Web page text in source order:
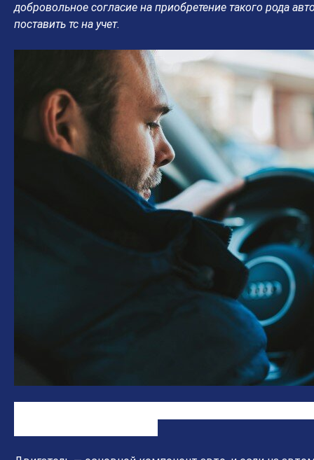
добровольное согласие на приобретение такого рода
поставить тс на учет.